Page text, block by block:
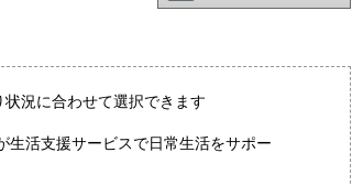
況に合わせて選択できます
生活支援サービスで日常生活をサポー